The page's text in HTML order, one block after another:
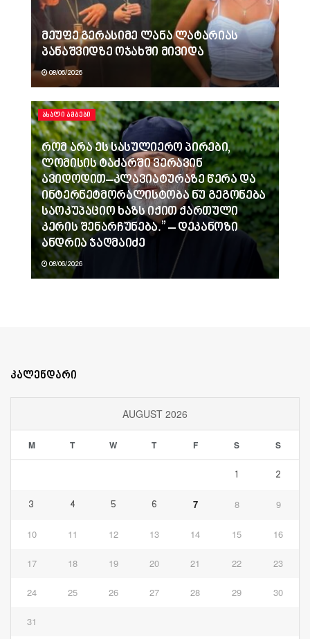
მეუფე გერასიმე ლანა ლატარიას
პანაშვიდზე ოჯახში მივიდა
08/06/2026
ᲐᲮᲐᲚᲘ ᲐᲛᲑᲔᲑᲘ
რომ არა ეს სასულიერო პირები,
ლომისის ტაძარში ვერავინ
ავიდოდით–კლავიატურაზე წერა და
ინტერნეტმორალისტობა ნუ გეგონება
საოკუპაციო ხაზს იქით ქართული
კერის შენარჩუნება.” – დეკანოზი
ანდრია ჯაღმაიძე
08/06/2026
კალენდარი
AUGUST 2026
M T W T F S S
1 2
3 4 5 6 7 8 9
10 11 12 13 14 15 16
17 18 19 20 21 22 23
24 25 26 27 28 29 30
31